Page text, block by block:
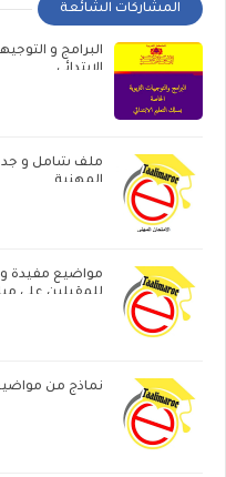
المشاركات الشائعة
البرامج و
الابتدائي
ملف شامل و جد
المهنية
مواضيع مفيدة
للمقبلين على
نماذج من